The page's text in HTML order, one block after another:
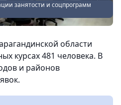
занятости и соцпрограмм
области
курсах 481 человека. В
и районов